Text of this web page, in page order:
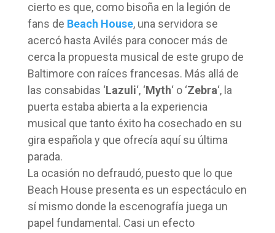
cierto es que, como bisoña en la legión de
fans de Beach House, una servidora se
acercó hasta Avilés para conocer más de
cerca la propuesta musical de este grupo de
Baltimore con raíces francesas. Más allá de
las consabidas ‘Lazuli‘, ‘Myth‘ o ‘Zebra‘, la
puerta estaba abierta a la experiencia
musical que tanto éxito ha cosechado en su
gira española y que ofrecía aquí su última
parada.
La ocasión no defraudó, puesto que lo que
Beach House presenta es un espectáculo en
sí mismo donde la escenografía juega un
papel fundamental. Casi un efecto